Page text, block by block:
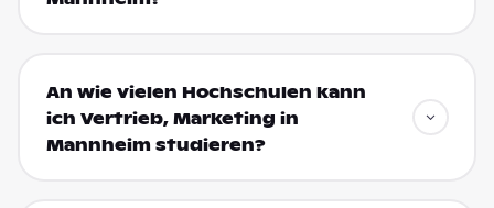
An wie vielen Hochschulen kann
ich Vertrieb, Marketing in
Mannheim studieren?